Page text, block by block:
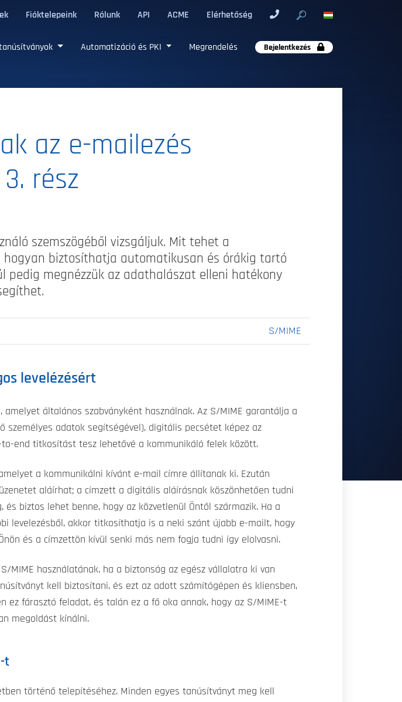
Fióktelepeink Rólunk API ACME Elérhetőség
Automatizáció és PKI Megrendelés Bejelentkezés
az e-mailezés
rész
szemszögéből vizsgáljuk. Mit tehet a
hogyan biztosíthatja automatikusan és órákig tartó
pedig megnézzük az adathalászat elleni hatékony
S/MIME
levelézésért
általános szabványként használnak. Az S/MIME garantálja a
személyes adatok segítségével), digitális pecsétet képez az
end titkosítást tesz lehetővé a kommunikáló felek között.
a kommunikálni kívánt e-mail címre állítanak ki. Ezután
aláírhat; a címzett a digitális aláírásnak köszönhetően tudni
biztos lehet benne, hogy az közvetlenül Öntől származik. Ha a
levelezésből, akkor titkosíthatja is a neki szánt újabb e-mailt, hogy
és a címzettön kívül senki más nem fogja tudni így elolvasni.
MIME használatának, ha a biztonság az egész vállalatra ki van
kell biztosítani, és ezt az adott számítógépen és kliensben,
ez fárasztó feladat, és talán ez a fő oka annak, hogy az S/MIME-t
megoldást kínálni.
t
történő telepítéséhez. Minden egyes tanúsítványt meg kell